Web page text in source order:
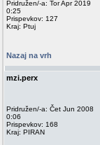
Pridružen/-a: Tor Apr 2019
0:25
Prispevkov: 127
Kraj: Ptuj
Nazaj na vrh
mzi.perx
Pridružen/-a: Čet Jun 2008
0:06
Prispevkov: 168
Kraj: PIRAN